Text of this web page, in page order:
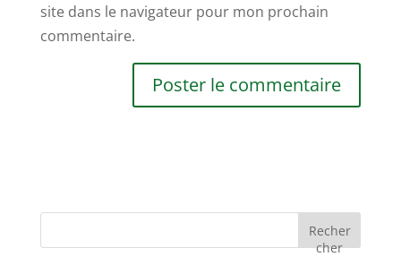
site dans le navigateur pour mon prochain
commentaire.
Recher
cher